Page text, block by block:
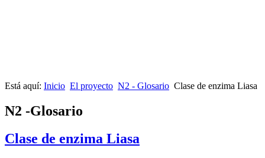
Está aquí: Inicio El proyecto N2 - Glosario Clase de enzima Liasa
N2 -Glosario
Clase de enzima Liasa